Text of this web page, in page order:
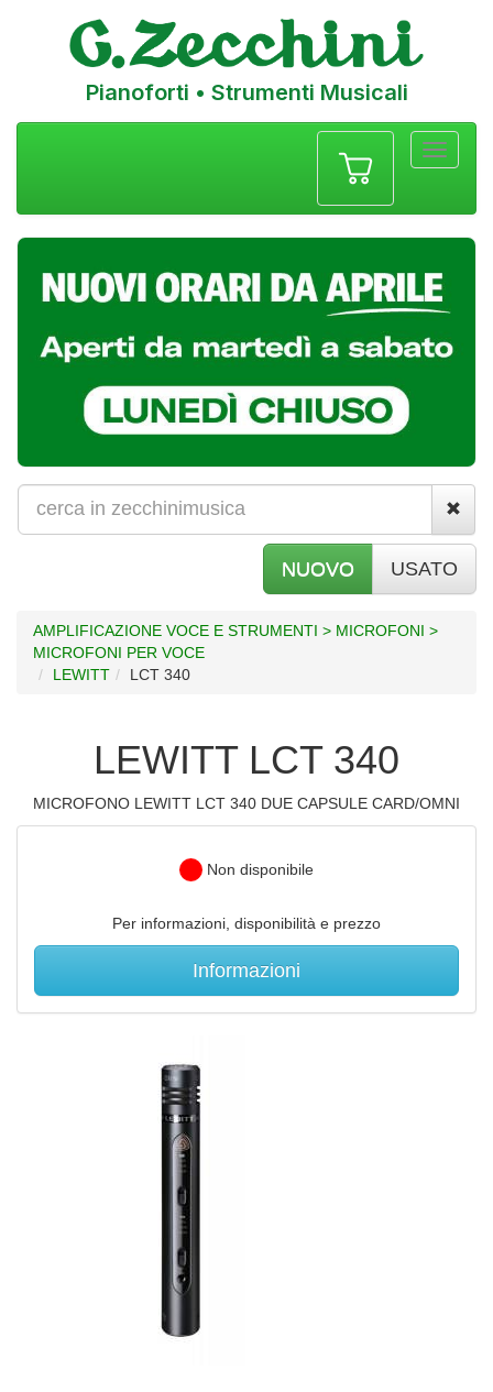
Pianoforti • Strumenti Musicali
NUOVO USATO
AMPLIFICAZIONE VOCE E STRUMENTI > MICROFONI >
MICROFONI PER VOCE
LEWITT
LCT 340
LEWITT LCT 340
MICROFONO LEWITT LCT 340 DUE CAPSULE CARD/OMNI
Non disponibile
Per informazioni, disponibilità e prezzo
Informazioni